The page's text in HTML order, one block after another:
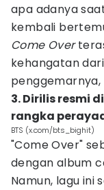
apa adanya
kembali
Come Over
kehangatan
penggemarnya,
3. Dirilis resmi
rangka
BTS (x.com/bts_bighit)
"Come Over"
dengan album
Namun, lagu ini